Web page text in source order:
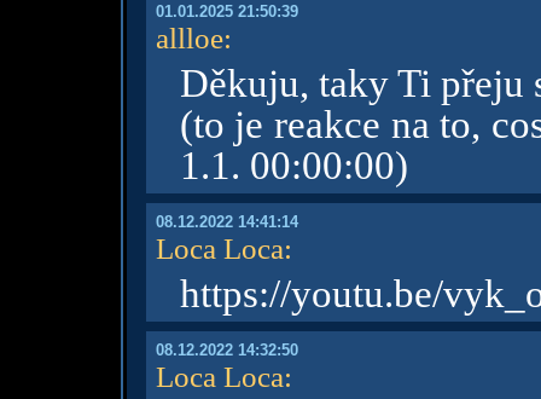
01.01.2025 21:50:39
allloe:
Děkuju, taky Ti přeju
(to je reakce na to,
1.1. 00:00:00)
08.12.2022 14:41:14
Loca Loca:
https://youtu.be/
08.12.2022 14:32:50
Loca Loca: